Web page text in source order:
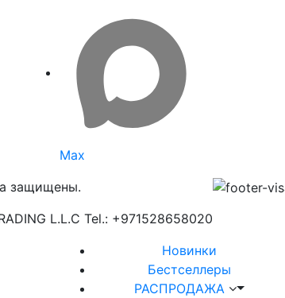
Max
защищены.
L.L.C Tel.: +971528658020
Новинки
Бестселлеры
РАСПРОДАЖА